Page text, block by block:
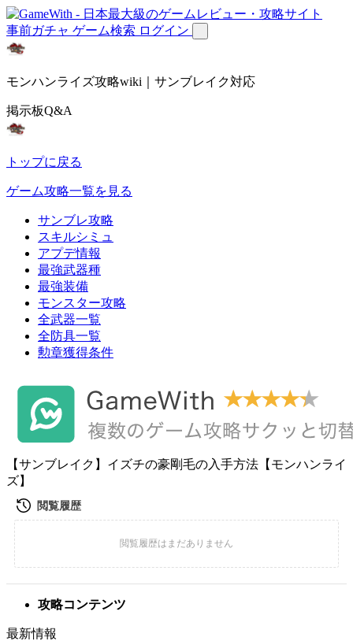
事前ガチャ ゲーム検索 ログイン
モンハンライズ攻略wiki｜サンブレイク対応
掲示板Q&A
トップに戻る
ゲーム攻略一覧を見る
サンブレ攻略
スキルシミュ
アプデ情報
最強武器種
最強装備
モンスター攻略
全武器一覧
全防具一覧
勲章獲得条件
【サンブレイク】イズチの豪剛毛の入手方法【モンハンライ
ズ】
攻略コンテンツ
最新情報